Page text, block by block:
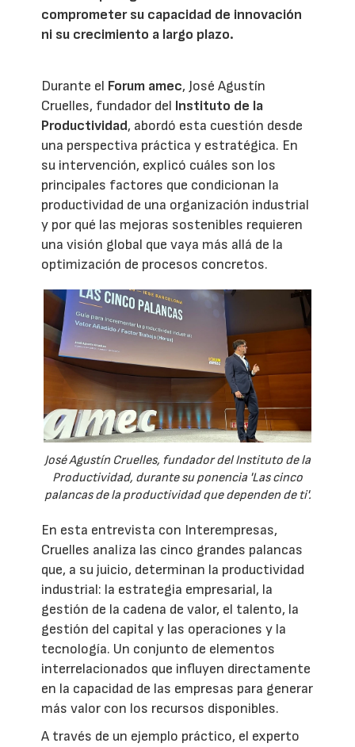
comprometer su capacidad de innovación
ni su crecimiento a largo plazo.
Durante el Forum amec, José Agustín
Cruelles, fundador del Instituto de la
Productividad, abordó esta cuestión desde
una perspectiva práctica y estratégica. En
su intervención, explicó cuáles son los
principales factores que condicionan la
productividad de una organización industrial
y por qué las mejoras sostenibles requieren
una visión global que vaya más allá de la
optimización de procesos concretos.
José Agustín Cruelles, fundador del Instituto de la
Productividad, durante su ponencia 'Las cinco
palancas de la productividad que dependen de ti'.
En esta entrevista con Interempresas,
Cruelles analiza las cinco grandes palancas
que, a su juicio, determinan la productividad
industrial: la estrategia empresarial, la
gestión de la cadena de valor, el talento, la
gestión del capital y las operaciones y la
tecnología. Un conjunto de elementos
interrelacionados que influyen directamente
en la capacidad de las empresas para generar
más valor con los recursos disponibles.
A través de un ejemplo práctico, el experto